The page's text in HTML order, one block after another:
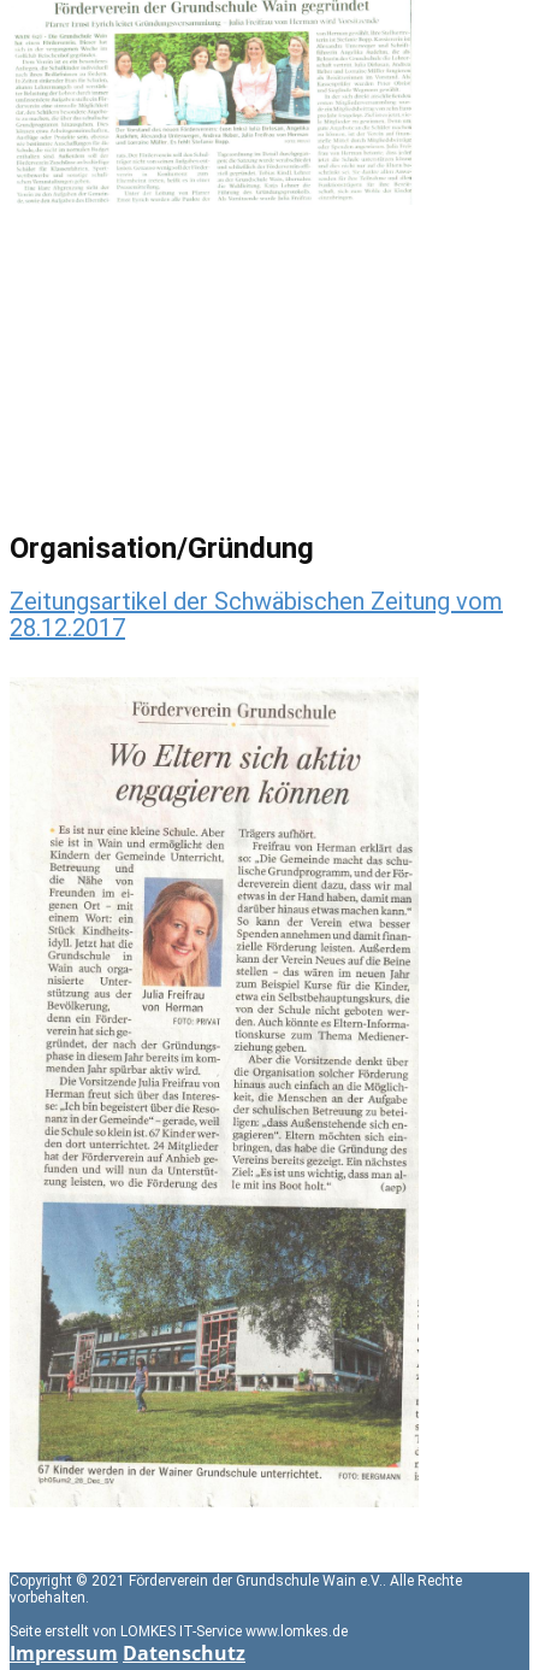
Organisation/Gründung
Zeitungsartikel der Schwäbischen Zeitung vom
28.12.2017
Copyright © 2021 Förderverein der Grundschule Wain e.V.. Alle Rechte
vorbehalten.
Seite erstellt von LOMKES IT-Service www.lomkes.de
Impressum Datenschutz